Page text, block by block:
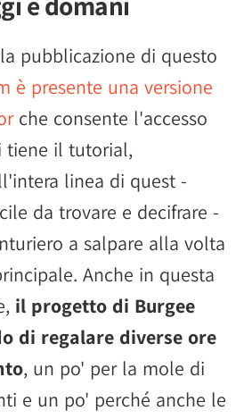
pubblicazione di questo
è presente una versione
che consente l'accesso
tiene il tutorial,
linea di quest -
da trovare e decifrare -
a salpare alla volta
Anche in questa
il progetto di Burgee
di regalare diverse ore
, un po' per la mole di
e un po' perché anche le